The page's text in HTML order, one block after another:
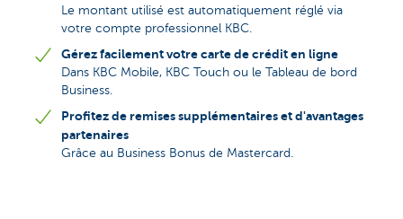
Le montant utilisé est automatiquement réglé via
votre compte professionnel KBC.
Gérez facilement votre carte de crédit en ligne
Dans KBC Mobile, KBC Touch ou le Tableau de bord
Business.
Profitez de remises supplémentaires et d'avantages
partenaires
Grâce au Business Bonus de Mastercard.